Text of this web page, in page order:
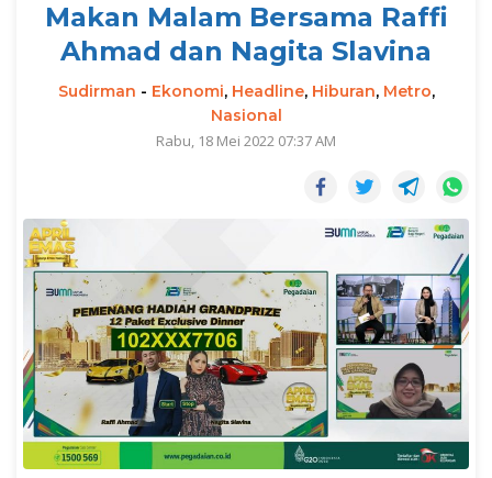
Makan Malam Bersama Raffi
Ahmad dan Nagita Slavina
Sudirman - Ekonomi, Headline, Hiburan, Metro,
Nasional
Rabu, 18 Mei 2022 07:37 AM